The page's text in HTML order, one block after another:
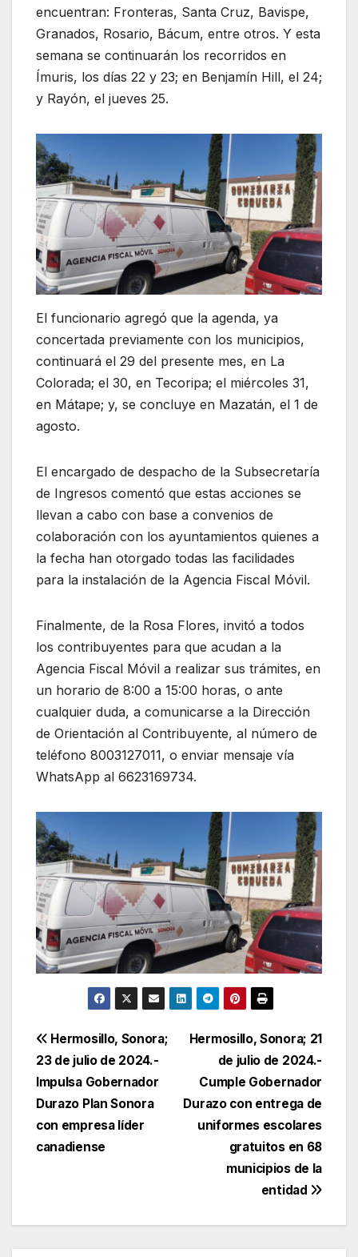
encuentran: Fronteras, Santa Cruz, Bavispe,
Granados, Rosario, Bácum, entre otros. Y esta
semana se continuarán los recorridos en
Ímuris, los días 22 y 23; en Benjamín Hill, el 24;
y Rayón, el jueves 25.
El funcionario agregó que la agenda, ya
concertada previamente con los municipios,
continuará el 29 del presente mes, en La
Colorada; el 30, en Tecoripa; el miércoles 31,
en Mátape; y, se concluye en Mazatán, el 1 de
agosto.
El encargado de despacho de la Subsecretaría
de Ingresos comentó que estas acciones se
llevan a cabo con base a convenios de
colaboración con los ayuntamientos quienes a
la fecha han otorgado todas las facilidades
para la instalación de la Agencia Fiscal Móvil.
Finalmente, de la Rosa Flores, invitó a todos
los contribuyentes para que acudan a la
Agencia Fiscal Móvil a realizar sus trámites, en
un horario de 8:00 a 15:00 horas, o ante
cualquier duda, a comunicarse a la Dirección
de Orientación al Contribuyente, al número de
teléfono 8003127011, o enviar mensaje vía
WhatsApp al 6623169734.
Navegación
de
entradas
Hermosillo, Sonora; 21
de julio de 2024.-
Cumple Gobernador
Durazo con entrega de
uniformes escolares
gratuitos en 68
municipios de la
entidad
Hermosillo, Sonora;
23 de julio de 2024.-
Impulsa Gobernador
Durazo Plan Sonora
con empresa líder
canadiense